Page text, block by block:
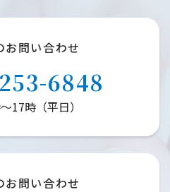
お問い合わせ
6848
17時（平日）
お問い合わせ